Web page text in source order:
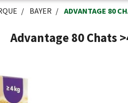
BAYER ADVANTAGE 80
Advantage 80 Chats